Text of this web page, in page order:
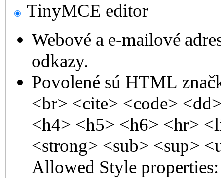
TinyMCE editor
Webové a e-mailové
odkazy.
Povolené sú HTML
<br> <cite> <code>
<h4> <h5> <h6> <hr>
<strong> <sub> <sup>
Allowed Style